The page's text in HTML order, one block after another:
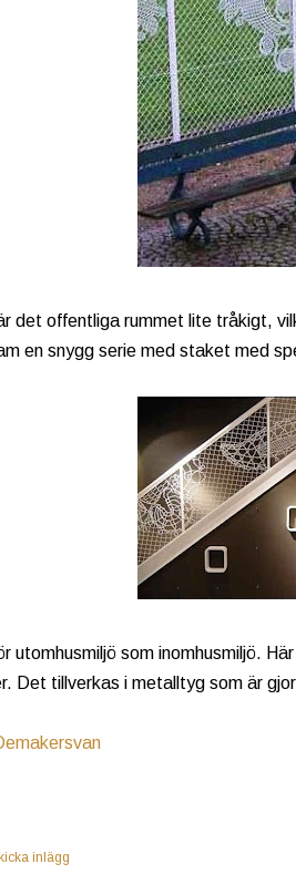
det offentliga rummet lite tråkigt,
en snygg serie med staket med
utomhusmiljö som inomhusmiljö.
Det tillverkas i metalltyg som är
inlägg